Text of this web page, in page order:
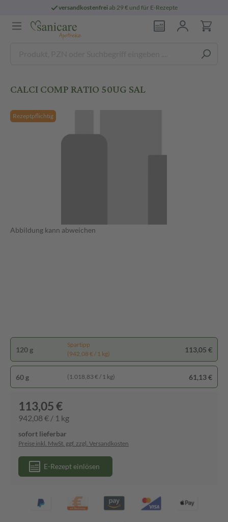
versandkostenfreiab 29 € und für E-Rezepte
CALCI COMP RATIO 50UG SAL
Rezeptpflichtig
Abbildung kann abweichen
120 g
Spartipp
(942,08 € / 1 kg)
113,05 €
60 g (1.018,83 € / 1 kg) 61,13 €
113,05 €
942,08 € / 1 kg
sofort lieferbar
Preise inkl. MwSt. ggf. zzgl. Versandkosten
E-Rezept einlösen